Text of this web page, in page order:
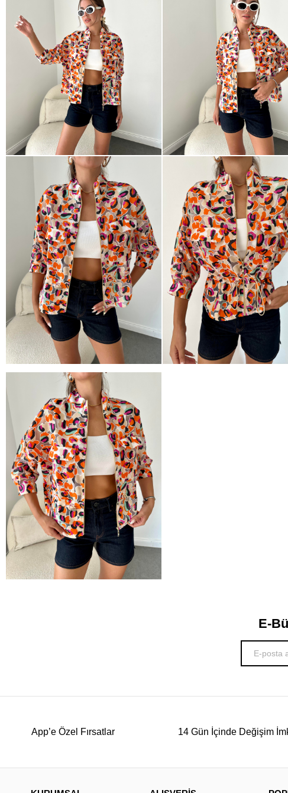
E-
App’e Özel Fırsatlar 14 Gün İçinde Değişim